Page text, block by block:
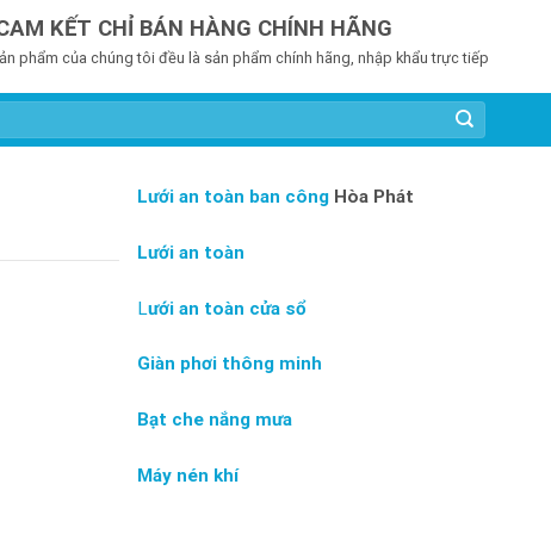
KẾT CHỈ BÁN HÀNG CHÍNH HÃNG
phẩm của chúng tôi đều là sản phẩm chính hãng, nhập khẩu trực tiếp
Lưới an toàn ban công Hòa Phát
Lưới an toàn
Lưới an toàn cửa sổ
Giàn phơi thông minh
Bạt che nắng mưa
Máy nén khí